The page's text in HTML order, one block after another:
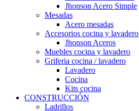
Jhonson Acero Simple
Mesadas
Acero mesadas
Accesorios cocina y lavadero
Jhonson Aceros
Muebles cocina y lavadero
Griferia cocina / lavadero
Lavadero
Cocina
Kits cocina
CONSTRUCCIÓN
Ladrillos